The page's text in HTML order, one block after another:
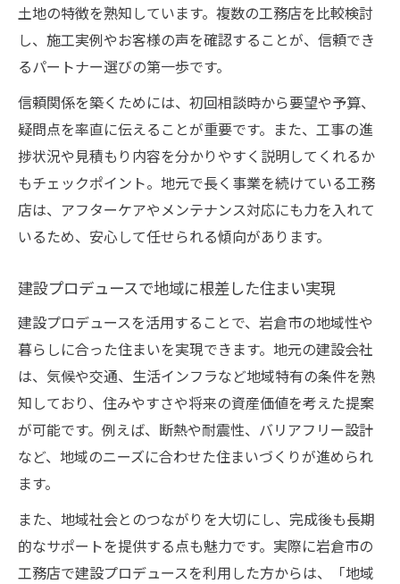
土地の特徴を熟知しています。複数の工務店を比較検討
し、施工実例やお客様の声を確認することが、信頼でき
るパートナー選びの第一歩です。
信頼関係を築くためには、初回相談時から要望や予算、
疑問点を率直に伝えることが重要です。また、工事の進
捗状況や見積もり内容を分かりやすく説明してくれるか
もチェックポイント。地元で長く事業を続けている工務
店は、アフターケアやメンテナンス対応にも力を入れて
いるため、安心して任せられる傾向があります。
建設プロデュースで地域に根差した住まい実現
建設プロデュースを活用することで、岩倉市の地域性や
暮らしに合った住まいを実現できます。地元の建設会社
は、気候や交通、生活インフラなど地域特有の条件を熟
知しており、住みやすさや将来の資産価値を考えた提案
が可能です。例えば、断熱や耐震性、バリアフリー設計
など、地域のニーズに合わせた住まいづくりが進められ
ます。
また、地域社会とのつながりを大切にし、完成後も長期
的なサポートを提供する点も魅力です。実際に岩倉市の
工務店で建設プロデュースを利用した方からは、「地域